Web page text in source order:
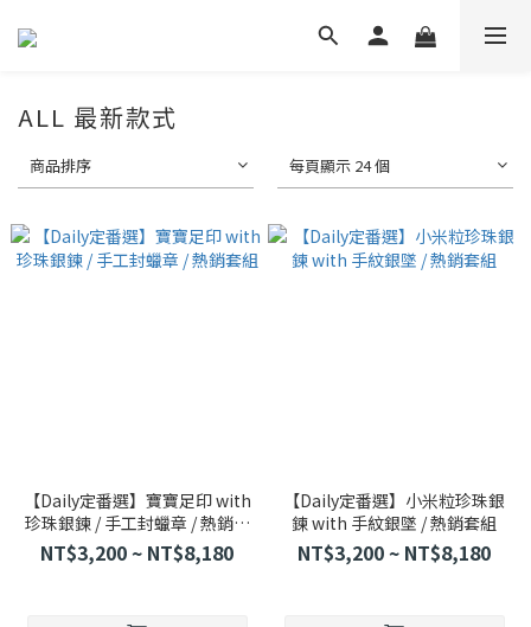
ALL 最新款式
商品排序 每頁顯示 24 個
【Daily定番選】寶寶足印 with
珍珠銀鍊 / 手工封蠟章 / 熱銷套
NT$3,200 ~ NT$8,180
【Daily定番選】小米粒珍珠銀
鍊 with 手紋銀墜 / 熱銷套組
NT$3,200 ~ NT$8,180